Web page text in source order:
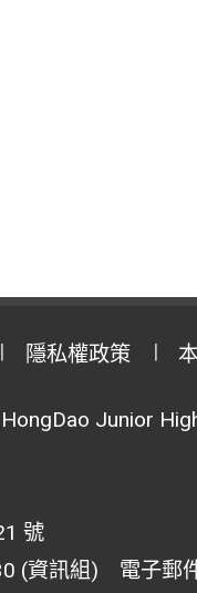
隱私權政策
Junior
號
(資訊組) 電子郵